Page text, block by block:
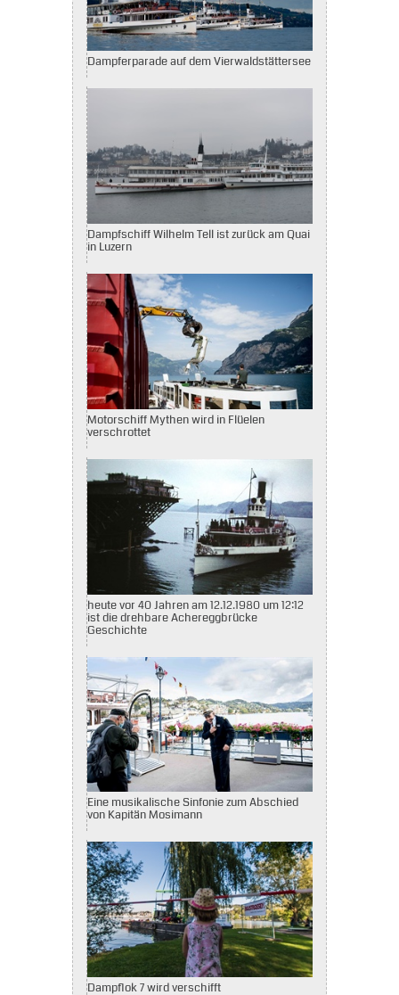
Dampferparade auf dem Vierwaldstättersee
Dampfschiff Wilhelm Tell ist zurück am Quai
in Luzern
Motorschiff Mythen wird in Flüelen
verschrottet
heute vor 40 Jahren am 12.12.1980 um 12:12
ist die drehbare Achereggbrücke
Geschichte
Eine musikalische Sinfonie zum Abschied
von Kapitän Mosimann
Dampflok 7 wird verschifft